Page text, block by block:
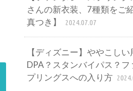
さんの新衣装、7種類をご
真つき】
2024.07.07
【ディズニー】ややこしい
DPA？スタンバイパス？フ
プリングスへの入り方